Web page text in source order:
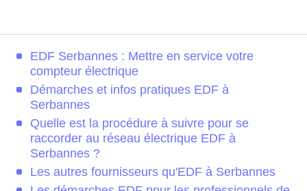
EDF Serbannes : Mettre en service votre
compteur électrique
Démarches et infos pratiques EDF à
Serbannes
Quelle est la procédure à suivre pour se
raccorder au réseau électrique EDF à
Serbannes ?
Les autres fournisseurs qu'EDF à Serbannes